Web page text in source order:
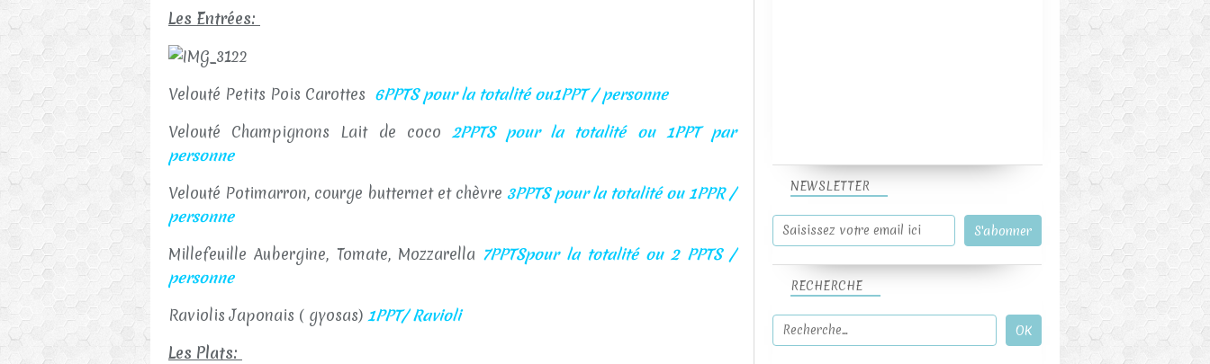
Les Entrées:
Velouté Petits Pois Carottes 6PPTS pour la totalité ou1PPT / personne
Velouté Champignons Lait de coco 2PPTS pour la totalité ou 1PPT par
personne
Velouté Potimarron, courge butternet et chèvre 3PPTS pour la totalité ou 1PPR /
personne
Millefeuille Aubergine, Tomate, Mozzarella 7PPTSpour la totalité ou 2 PPTS /
personne
Raviolis Japonais ( gyosas) 1PPT/ Ravioli
Les Plats:
NEWSLETTER
RECHERCHE